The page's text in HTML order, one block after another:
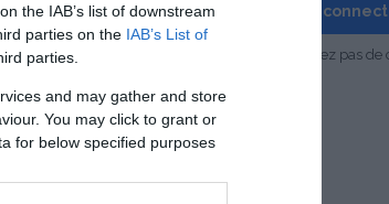
the IAB’s list of downstream
parties on the IAB’s List of
parties.
and may gather and store
You may click to grant or
for below specified purposes
Se
Vous n'avez pas